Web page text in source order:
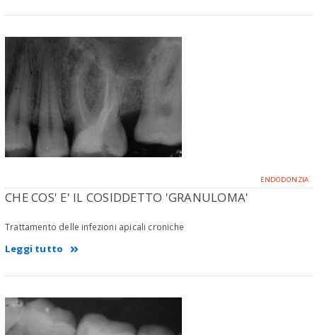
ENDODONZIA
CHE COS' E' IL COSIDDETTO 'GRANULOMA'
Trattamento delle infezioni apicali croniche
Leggi tutto